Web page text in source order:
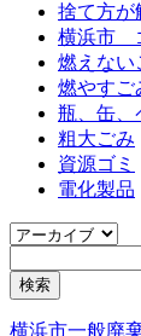
捨て方が
横浜市
燃えない
燃やすご
瓶、缶、
粗大ごみ
資源ゴミ
電化製品
横浜市一般廃